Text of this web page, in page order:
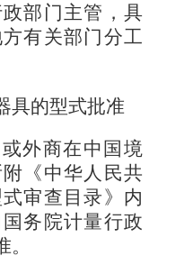
部门主管，具
有关部门分工
的型式批准
外商在中国境
《中华人民共
审查目录》内
务院计量行政